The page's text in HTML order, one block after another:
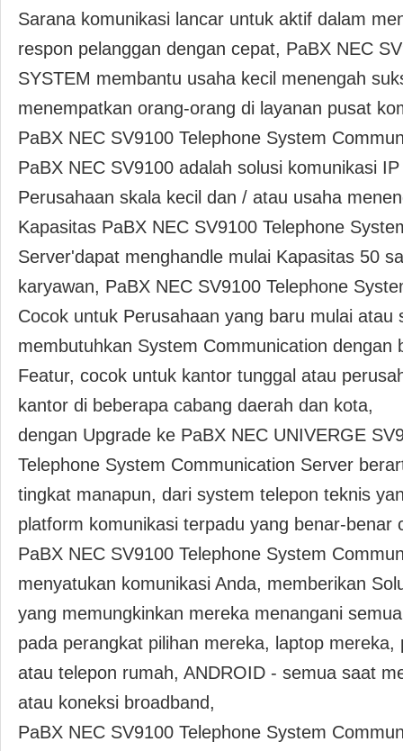
Sarana komunikasi lancar untuk aktif dalam
respon pelanggan dengan cepat, PaBX NEC
SYSTEM membantu usaha kecil menengah
menempatkan orang-orang di layanan pusat
PaBX NEC SV9100 Telephone System
PaBX NEC SV9100 adalah solusi komunikasi
Perusahaan skala kecil dan / atau usaha
Kapasitas PaBX NEC SV9100 Telephone
Server'dapat menghandle mulai Kapasitas 50
karyawan, PaBX NEC SV9100 Telephone
Cocok untuk Perusahaan yang baru mulai atau
membutuhkan System Communication dengan
Featur, cocok untuk kantor tunggal atau
kantor di beberapa cabang daerah dan kota,
dengan Upgrade ke PaBX NEC UNIVERGE
Telephone System Communication Server
tingkat manapun, dari system telepon teknis
platform komunikasi terpadu yang benar-benar
PaBX NEC SV9100 Telephone System
menyatukan komunikasi Anda, memberikan
yang memungkinkan mereka menangani
pada perangkat pilihan mereka, laptop mereka,
atau telepon rumah, ANDROID - semua saat
atau koneksi broadband,
PaBX NEC SV9100 Telephone System